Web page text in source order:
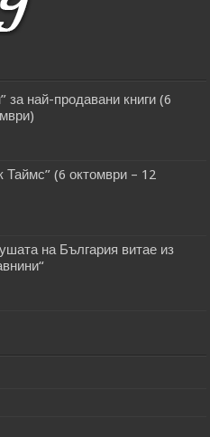
за най-продавани книги (6
(6 октомври – 12
на България витае из